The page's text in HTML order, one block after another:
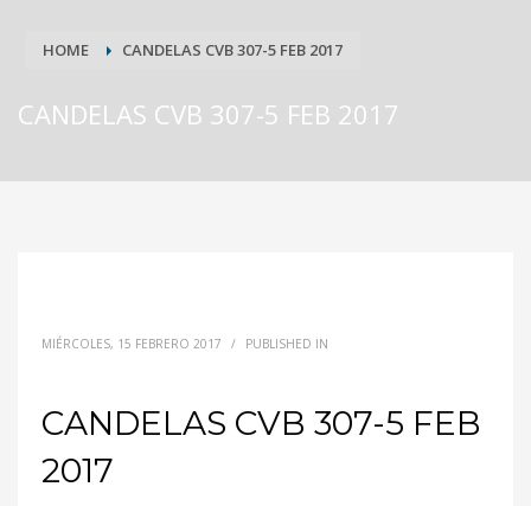
HOME CANDELAS CVB 307-5 FEB 2017
CANDELAS CVB 307-5 FEB 2017
MIÉRCOLES, 15 FEBRERO 2017 / PUBLISHED IN
CANDELAS CVB 307-5 FEB
2017